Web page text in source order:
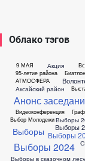
Облако тэгов
9 МАЯ
95-летие района
АТМОСФЕРА
Аксайский район
Акция
Анонс
Биатлон
Видеоконференция
Выбор Молодежи
Выборы
Выборы
Выборы
Выборы 2024
Выборы
Выборы в сказочном лесу